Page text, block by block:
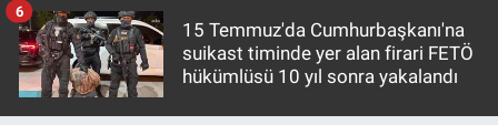
15 Temmuz'da Cumhurbaşkanı'na
suikast timinde yer alan firari FETÖ
hükümlüsü 10 yıl sonra yakalandı
6